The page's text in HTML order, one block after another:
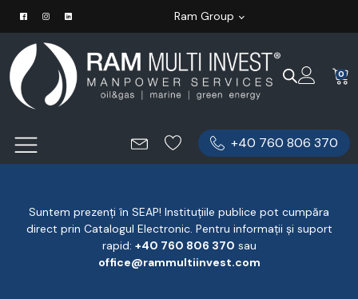
Ram Group
0
+40 760 806 370
Suntem prezenți în SEAP! Instituțiile publice pot cumpăra
direct prin Catalogul Electronic. Pentru informații și suport
rapid: ‪+40 760 806 370 ‬ sau
office@rammultiinvest.com